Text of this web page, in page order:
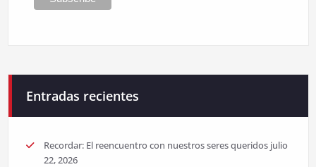
Entradas recientes
Recordar: El reencuentro con nuestros seres queridos julio
22, 2026